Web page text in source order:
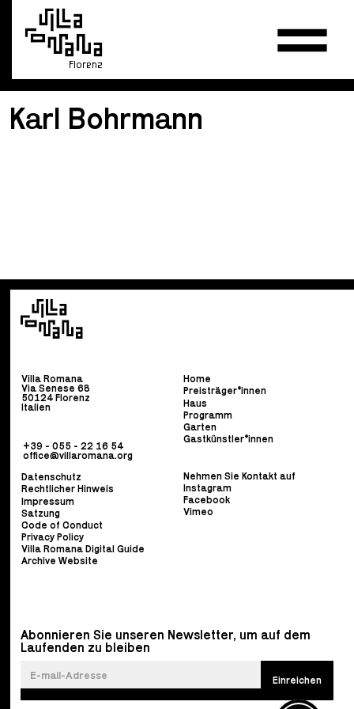
Florenz
Karl Bohrmann
Villa Romana
Via Senese 68
50124 Florenz
Italien
+39 - 055 - 22 16 54
office@villaromana.org
Home
Preisträger*innen
Haus
Programm
Garten
Gastkünstler*innen
Datenschutz
Rechtlicher Hinweis
Impressum
Satzung
Code of Conduct
Privacy Policy
Villa Romana Digital Guide
Archive Website
Nehmen Sie Kontakt auf
Instagram
Facebook
Vimeo
Abonnieren Sie unseren Newsletter, um auf dem
Laufenden zu bleiben